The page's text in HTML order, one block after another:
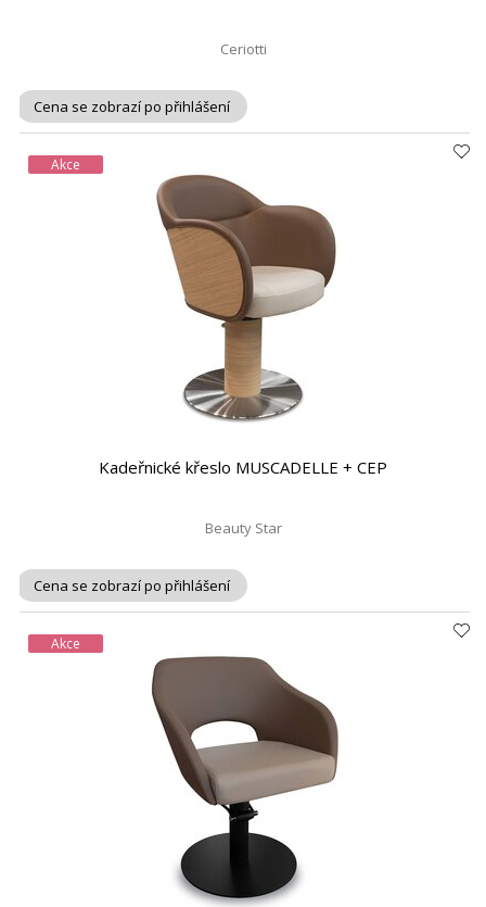
Ceriotti
Cena se zobrazí po přihlášení
Akce
Kadeřnické křeslo MUSCADELLE + CEP
Beauty Star
Cena se zobrazí po přihlášení
Akce